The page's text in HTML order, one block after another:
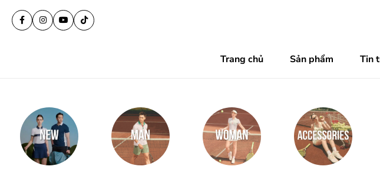
Trang chủ Sản phẩm Tin